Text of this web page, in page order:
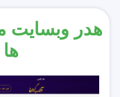
هدر وبسایت
ها